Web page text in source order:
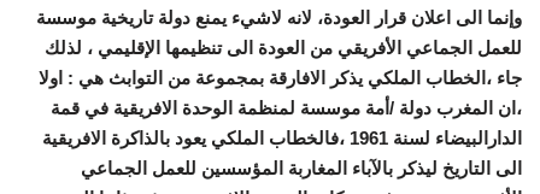
وإنما الى اعلان قرار العودة، لانه لاشيء يمنع دولة تاريخية موسسة
للعمل الجماعي الأفريقي من العودة الى تنظيمها الإقليمي ، لذلك
جاء ،الخطاب الملكي يذكر الافارقة بمجموعة من التوابث هي : اولا
،ان المغرب دولة /أمة موسسة لمنظمة الوحدة الافريقية في قمة
الدارالبيضاء لسنة 1961 ،فالخطاب الملكي يعود بالذاكرة الافريقية
الى التاريخ ليذكر بالآباء المغاربة المؤسسين للعمل الجماعي